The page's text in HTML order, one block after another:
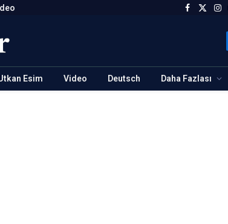
Facebook
X
Esim Video Deutsch Daha Fazlası